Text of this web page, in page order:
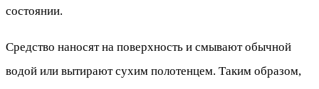
состоянии.
Средство наносят на поверхность и смывают обычной
водой или вытирают сухим полотенцем. Таким образом,